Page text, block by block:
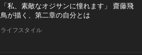
「私、素敵なオジサンに憧れます」 齋藤飛
鳥が描く、第二章の自分とは
ライフスタイル